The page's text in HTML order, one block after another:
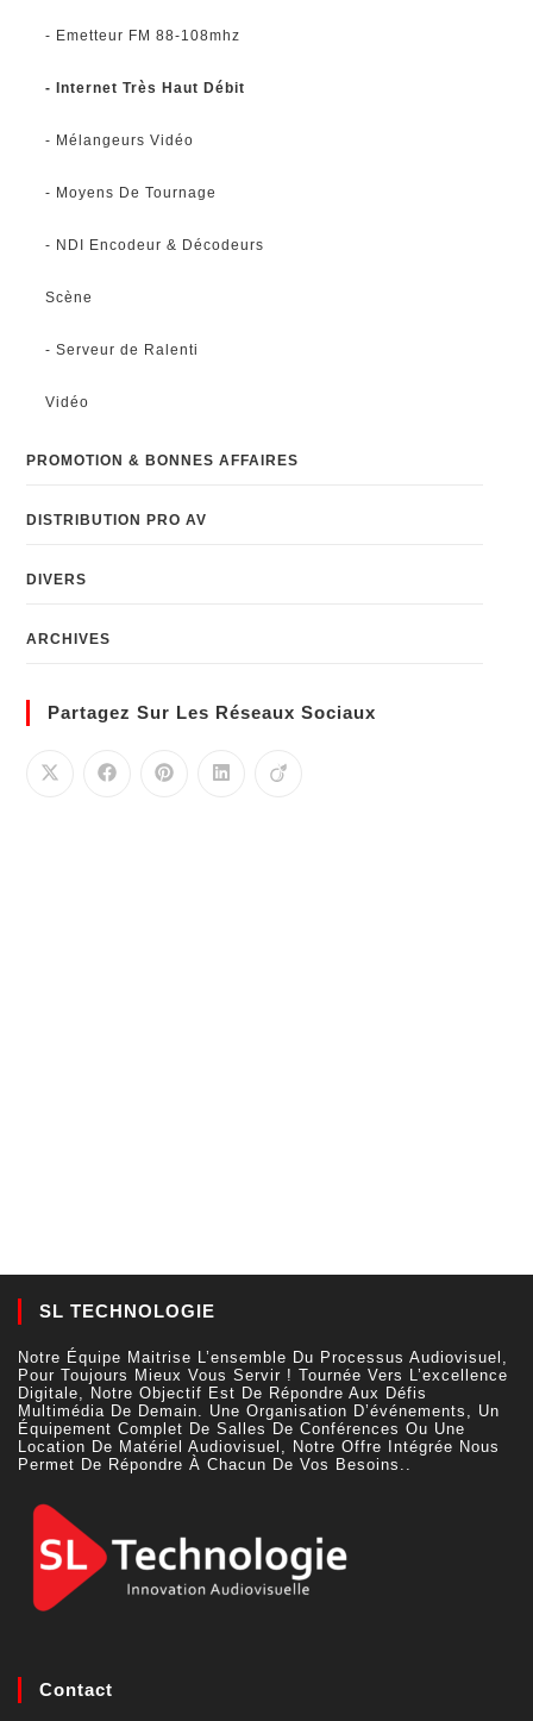
- Emetteur FM 88-108mhz
- Internet Très Haut Débit
- Mélangeurs Vidéo
- Moyens De Tournage
- NDI Encodeur & Décodeurs
Scène
- Serveur de Ralenti
Vidéo
PROMOTION & BONNES AFFAIRES
DISTRIBUTION PRO AV
DIVERS
ARCHIVES
Partagez Sur Les Réseaux Sociaux
SL TECHNOLOGIE
Notre Équipe Maitrise L’ensemble Du Processus Audiovisuel,
Pour Toujours Mieux Vous Servir ! Tournée Vers L’excellence
Digitale, Notre Objectif Est De Répondre Aux Défis
Multimédia De Demain. Une Organisation D’événements, Un
Équipement Complet De Salles De Conférences Ou Une
Location De Matériel Audiovisuel, Notre Offre Intégrée Nous
Permet De Répondre À Chacun De Vos Besoins..
Contact